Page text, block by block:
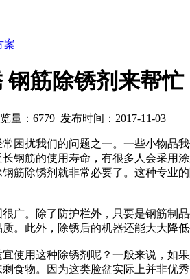
案
钢筋除锈剂来帮忙
量：6779 发布时间：2017-11-03
困扰我们的问题之一。一些小物品
钢筋的使用寿命，有很多人会采用
筋除锈剂就非常必要了。这种专业
广。除了防护栏外，只要是钢筋制
。此外，除锈后的机器还能大大降
使用这种除锈剂呢？一般来说，如
食物。因为这类脸盆实际上并非优